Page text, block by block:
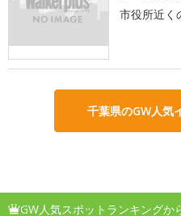
市役所近く
千葉県のGW人気
GW人気スポットランキングか